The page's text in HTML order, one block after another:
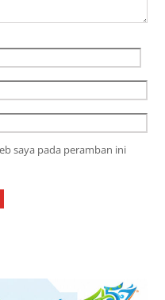
saya pada peramban ini